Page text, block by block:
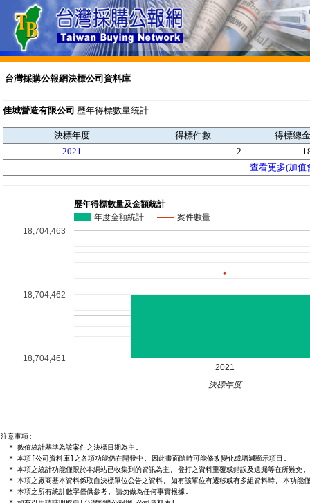
台灣採購公報網決標公司資料庫
佳城營造有限公司 歷年得標數量統計
決標年度 得標件數
得標總
2021
2
查看更多(加值
歷年得標數量及金額統計
年度金額統計
案件數量
2021
18,704,461
18,704,462
18,704,463
決標年度
注意事項:
  * 數值統計基準為該案件之決標日期為主.
  * 本項[公司資料庫]之各項功能仍在開發中, 因此畫面隨時可能修改變化或增減顯示項目.
* 本項之統計功能僅限於本網站已收集到的資訊為主, 登打之資料重覆或錯誤及遺漏等在所難免,
* 本項之廠商基本資料係取自決標單位公告之資料, 如有該單位有遷移或有多組資料時, 本功能
  * 本項之所有統計數字僅供參考, 請勿做為任何事實根據.